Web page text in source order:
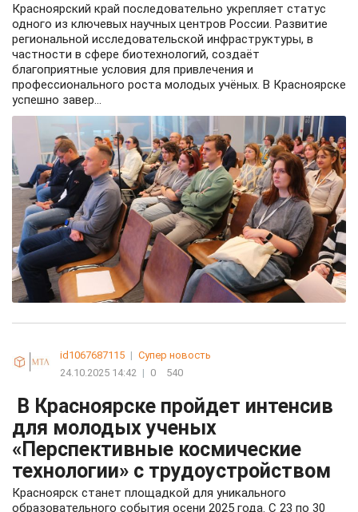
Красноярский край последовательно укрепляет статус
одного из ключевых научных центров России. Развитие
региональной исследовательской инфраструктуры, в
частности в сфере биотехнологий, создаёт
благоприятные условия для привлечения и
профессионального роста молодых учёных. В Красноярске
успешно завер...
id1067687115 | Супер новость
24.10.2025 14:42 | 0 540
В Красноярске пройдет интенсив
для молодых ученых
«Перспективные космические
технологии» с трудоустройством
Красноярск станет площадкой для уникального
образовательного события осени 2025 года. С 23 по 30